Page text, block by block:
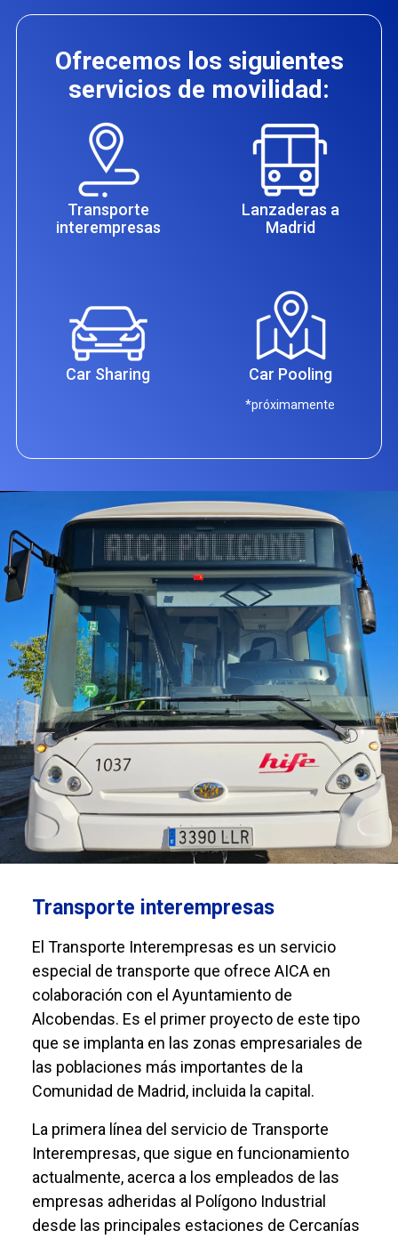
Ofrecemos los siguientes
servicios de movilidad:
Transporte
interempresas
Lanzaderas a
Madrid
Car Sharing Car Pooling
*próximamente
Transporte interempresas
El Transporte Interempresas es un servicio
especial de transporte que ofrece AICA en
colaboración con el Ayuntamiento de
Alcobendas. Es el primer proyecto de este tipo
que se implanta en las zonas empresariales de
las poblaciones más importantes de la
Comunidad de Madrid, incluida la capital.
La primera línea del servicio de Transporte
Interempresas, que sigue en funcionamiento
actualmente, acerca a los empleados de las
empresas adheridas al Polígono Industrial
desde las principales estaciones de Cercanías